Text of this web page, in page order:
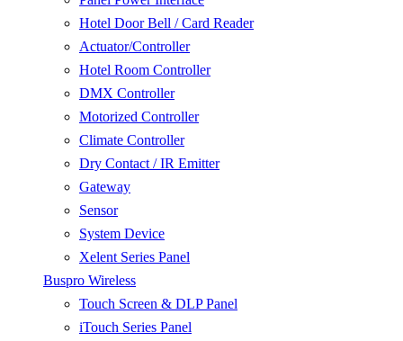
Hotel Door Bell / Card Reader
Actuator/Controller
Hotel Room Controller
DMX Controller
Motorized Controller
Climate Controller
Dry Contact / IR Emitter
Gateway
Sensor
System Device
Xelent Series Panel
Buspro Wireless
Touch Screen & DLP Panel
iTouch Series Panel